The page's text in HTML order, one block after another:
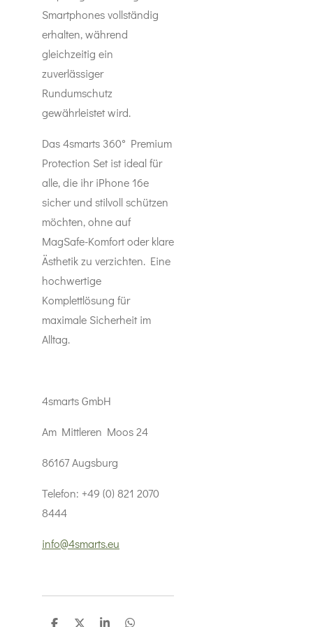
Smartphones vollständig
erhalten, während
gleichzeitig ein
zuverlässiger
Rundumschutz
gewährleistet wird.
Das 4smarts 360° Premium
Protection Set ist ideal für
alle, die ihr iPhone 16e
sicher und stilvoll schützen
möchten, ohne auf
MagSafe-Komfort oder klare
Ästhetik zu verzichten. Eine
hochwertige
Komplettlösung für
maximale Sicherheit im
Alltag.
4smarts GmbH
Am Mittleren Moos 24
86167 Augsburg
Telefon: +49 (0) 821 2070
8444
info@4smarts.eu